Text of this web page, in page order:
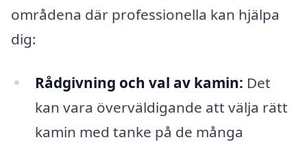
områdena där professionella kan hjälpa
dig:
Rådgivning och val av kamin: Det
kan vara överväldigande att välja rätt
kamin med tanke på de många